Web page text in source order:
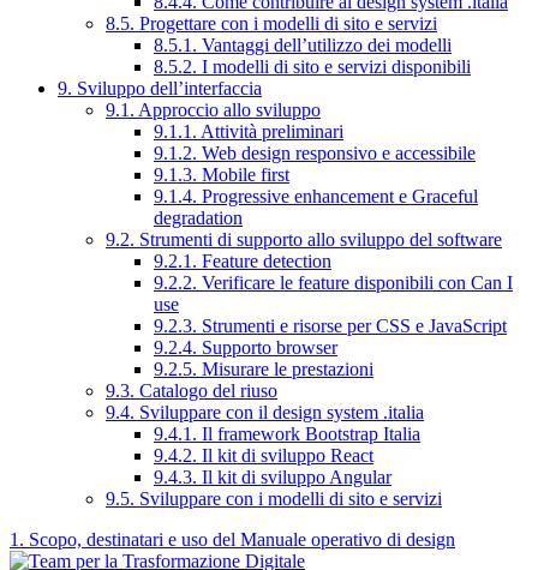
8.5. Progettare con i modelli di sito e servizi
8.5.1. Vantaggi dell’utilizzo dei modelli
8.5.2. I modelli di sito e servizi disponibili
9. Sviluppo dell’interfaccia
9.1. Approccio allo sviluppo
9.1.1. Attività preliminari
9.1.2. Web design responsivo e accessibile
9.1.3. Mobile first
9.1.4. Progressive enhancement e Graceful
degradation
9.2. Strumenti di supporto allo sviluppo del software
9.2.1. Feature detection
9.2.2. Verificare le feature disponibili con Can I
use
9.2.3. Strumenti e risorse per CSS e JavaScript
9.2.4. Supporto browser
9.2.5. Misurare le prestazioni
9.3. Catalogo del riuso
9.4. Sviluppare con il design system .italia
9.4.1. Il framework Bootstrap Italia
9.4.2. Il kit di sviluppo React
9.4.3. Il kit di sviluppo Angular
9.5. Sviluppare con i modelli di sito e servizi
1. Scopo, destinatari e uso del Manuale operativo di design